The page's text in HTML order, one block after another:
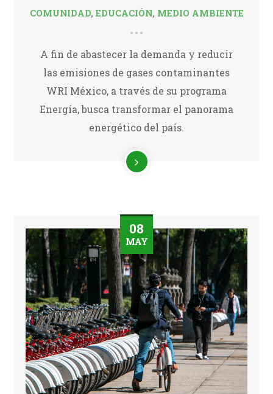
COMUNIDAD, EDUCACIÓN, MEDIO AMBIENTE
A fin de abastecer la demanda y reducir
las emisiones de gases contaminantes
WRI México, a través de su programa
Energía, busca transformar el panorama
energético del país.
08
MAY